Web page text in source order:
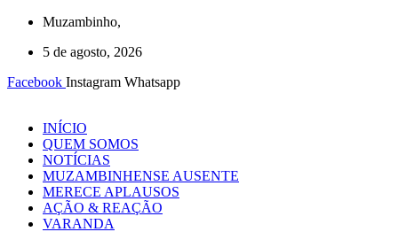
Muzambinho,
5 de agosto, 2026
Facebook Instagram Whatsapp
INÍCIO
QUEM SOMOS
NOTÍCIAS
MUZAMBINHENSE AUSENTE
MERECE APLAUSOS
AÇÃO & REAÇÃO
VARANDA